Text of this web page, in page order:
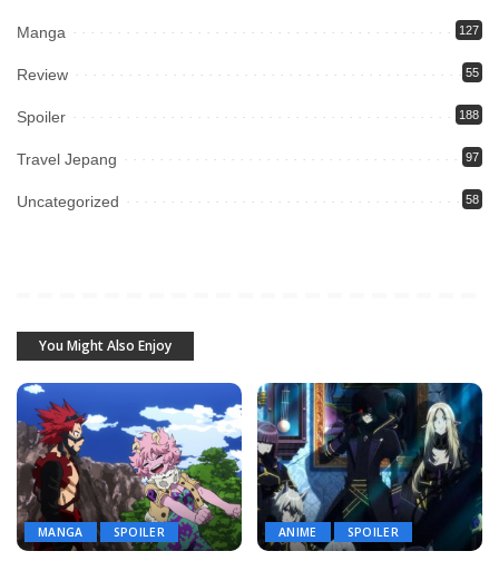
Manga 127
Review 55
Spoiler 188
Travel Jepang 97
Uncategorized 58
You Might Also Enjoy
MANGA SPOILER ANIME SPOILER